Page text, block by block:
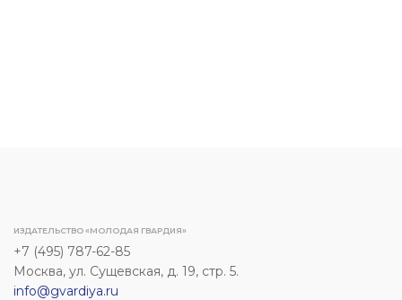
ИЗДАТЕЛЬСТВО «МОЛОДАЯ ГВАРДИЯ»
+7 (495) 787-62-85
Москва, ул. Сущевская, д. 19, стр. 5.
info@gvardiya.ru